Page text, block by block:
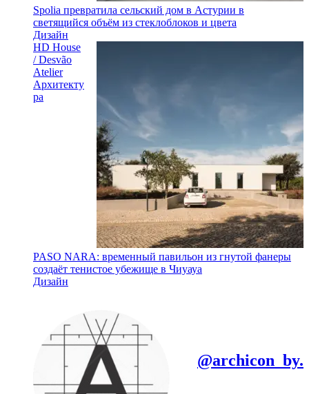
Spolia превратила сельский дом в Астурии в
светящийся объём из стеклоблоков и цвета
Дизайн
HD House
/ Desvão
Atelier
Архитекту
ра
PASO NARA: временный павильон из гнутой фанеры
создаёт тенистое убежище в Чиуауа
Дизайн
@archicon_by.